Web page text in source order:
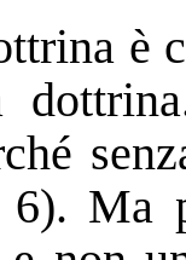
è
Ma